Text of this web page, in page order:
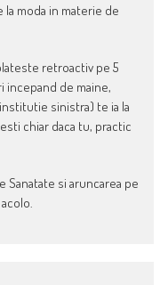
moda in materie de
retroactiv pe 5
incepand de maine,
sinistra) te ia la
chiar daca tu, practic
si aruncarea pe